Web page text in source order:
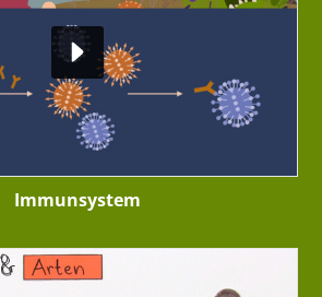
Immunsystem